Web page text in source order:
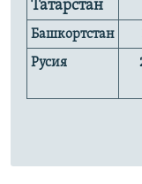
Татарстан
Башкортстан
Русия